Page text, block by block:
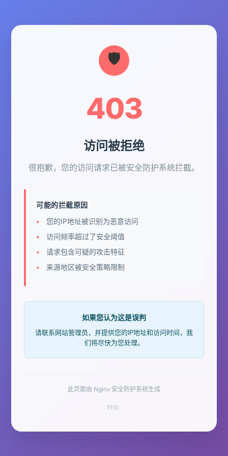
403
访问被拒绝
很抱歉，您的访问请求已被安全防护系统拦截。
可能的拦截原因
您的IP地址被识别为恶意访问
访问频率超过了安全阈值
请求包含可疑的攻击特征
来源地区被安全策略限制
如果您认为这是误判
请联系网站管理员，并提供您的IP地址和访问时间，我
们将尽快为您处理。
此页面由 Nginx 安全防护系统生成
时间: